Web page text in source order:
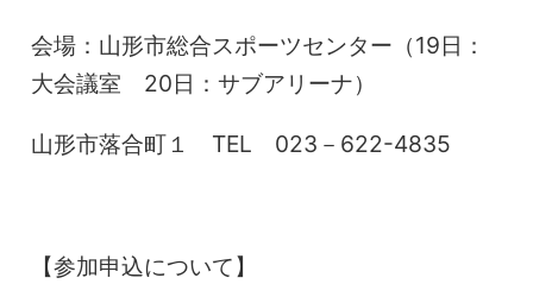
会場：山形市総合スポーツセンター（19日：
大会議室 20日：サブアリーナ）
山形市落合町１ TEL 023－622-4835
【参加申込について】